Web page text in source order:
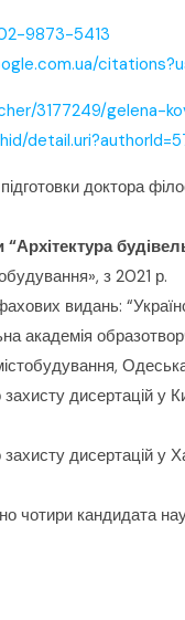
9873-5413
3177249/gelena-
доктора
з 2021 р.
видань:
академія
дисертацій у
дисертацій у
чотири кандидата